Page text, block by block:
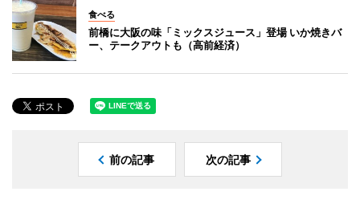
食べる
前橋に大阪の味「ミックスジュース」登場 いか焼きバ
ー、テークアウトも（高前経済）
前の記事 次の記事